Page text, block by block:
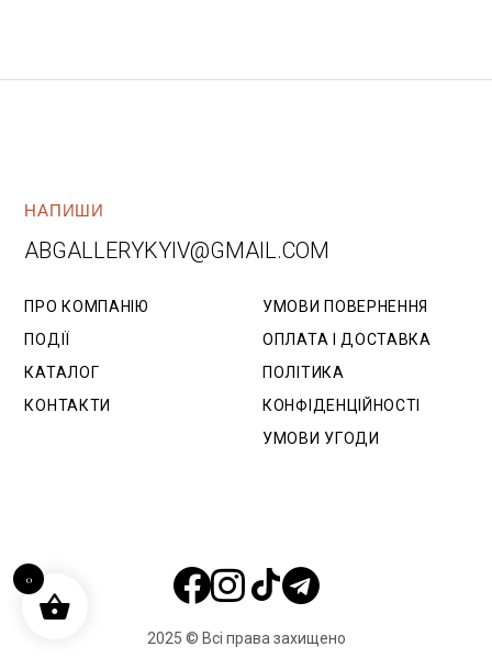
НАПИШИ
ABGALLERYKYIV@GMAIL.COM
ПРО КОМПАНІЮ
ПОДІЇ
КАТАЛОГ
КОНТАКТИ
УМОВИ ПОВЕРНЕННЯ
ОПЛАТА І ДОСТАВКА
ПОЛІТИКА
КОНФІДЕНЦІЙНОСТІ
УМОВИ УГОДИ
2025 © Всі права захищено
0